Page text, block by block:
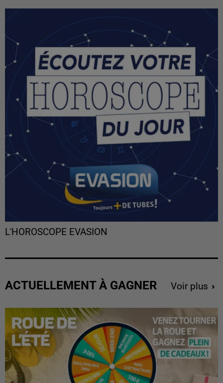
L'HOROSCOPE EVASION
ACTUELLEMENT À GAGNER Voir plus